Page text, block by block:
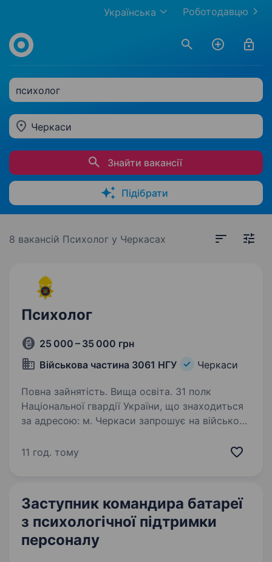
Роботодавцю
Українська
психолог
Черкаси
Знайти вакансії
Підібрати
8 вакансій Психолог у Черкасах
Психолог
25 000 – 35 000 грн
Військова частина 3061 НГУ
Черкаси
Повна зайнятість. Вища освіта. 31 полк
Національної гвардії України, що знаходиться
за адресою: м. Черкаси запрошує на військову
(психолог). Обов’язки: Психологічний супровід
11 год. тому
Заступник командира батареї
з психологічної підтримки
персоналу